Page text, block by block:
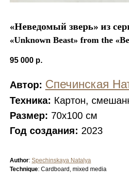
«Неведомый зверь» из
«Unknown Beast» from the
95 000 р.
Автор: Спечинская
Техника: Картон,
Размер: 70x100 см
Год создания: 2023
Author: Spechinskaya Natalya
Technique: Сardboard, mixed media